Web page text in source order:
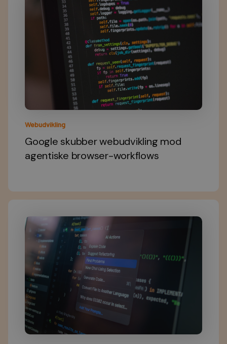
Webudvikling
Google skubber webudvikling mod
agentiske browser-workflows